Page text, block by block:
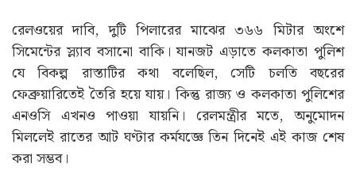
রেলওয়ের দাবি, দুটি পিলারের মাঝের ৩৬৬ মিটার অংশে
সিমেন্টের স্ল্যাব বসানো বাকি। যানজট এড়াতে কলকাতা পুলিশ
যে বিকল্প রাস্তাটির কথা বলেছিল, সেটি চলতি বছরের
ফেব্রুয়ারিতেই তৈরি হয়ে যায়। কিন্তু রাজ্য ও কলকাতা পুলিশের
এনওসি এখনও পাওয়া যায়নি। রেলমন্ত্রীর মতে, অনুমোদন
মিললেই রাতের আট ঘণ্টার কর্মযজ্ঞে তিন দিনেই এই কাজ শেষ
করা সম্ভব।